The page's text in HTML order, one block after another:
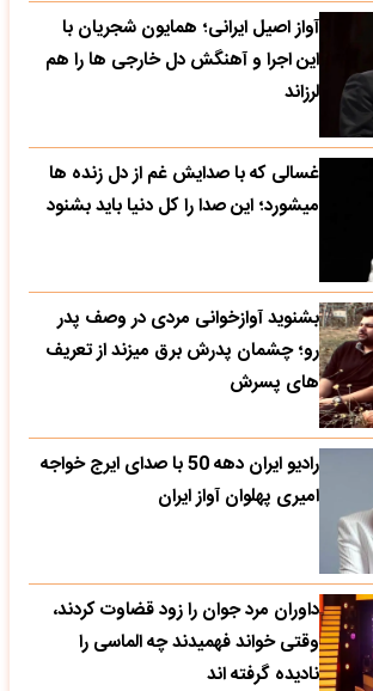
آواز اصیل ایرانی؛ همایون شجریان با
این اجرا و آهنگش دل خارجی ها را هم
لرزاند
غسالی که با صدایش غم از دل زنده ها
میشورد؛ این صدا را کل دنیا باید بشنود
بشنوید آوازخوانی مردی در وصف پدر
رو؛ چشمان پدرش برق میزند از تعریف
های پسرش
رادیو ایران دهه 50 با صدای ایرج خواجه
امیری پهلوان آواز ایران
داوران مرد جوان را زود قضاوت کردند،
وقتی خواند فهمیدند چه الماسی را
نادیده گرفته اند